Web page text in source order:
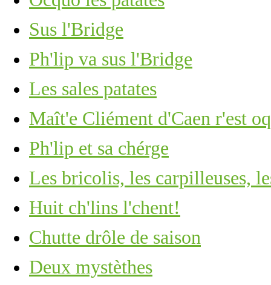
Sus l'Bridge
Ph'lip va sus l'Bridge
Les sales patates
Maît'e Cliément d'Caen r'est
Ph'lip et sa chérge
Les bricolis, les carpilleuses,
Huit ch'lins l'chent!
Chutte drôle de saison
Deux mystèthes